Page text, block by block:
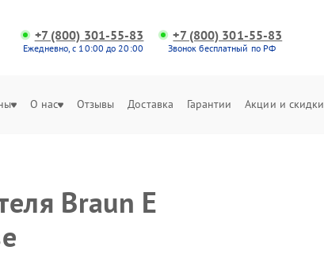
+7 (800) 301-55-83
Ежедневно, с 10:00 до 20:00
+7 (800) 301-55-83
Звонок бесплатный по РФ
О нас Отзывы Доставка Гарантии Акции и скидки
Braun E